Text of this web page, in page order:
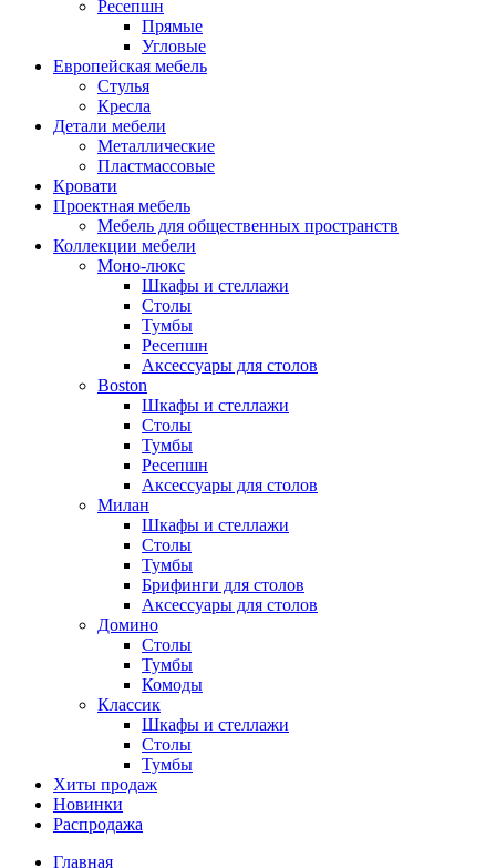
Ресепшн
Прямые
Угловые
Европейская мебель
Стулья
Кресла
Детали мебели
Металлические
Пластмассовые
Кровати
Проектная мебель
Мебель для общественных пространств
Коллекции мебели
Моно-люкс
Шкафы и стеллажи
Столы
Тумбы
Ресепшн
Аксессуары для столов
Boston
Шкафы и стеллажи
Столы
Тумбы
Ресепшн
Аксессуары для столов
Милан
Шкафы и стеллажи
Столы
Тумбы
Брифинги для столов
Аксессуары для столов
Домино
Столы
Тумбы
Комоды
Классик
Шкафы и стеллажи
Столы
Тумбы
Хиты продаж
Новинки
Распродажа
Главная